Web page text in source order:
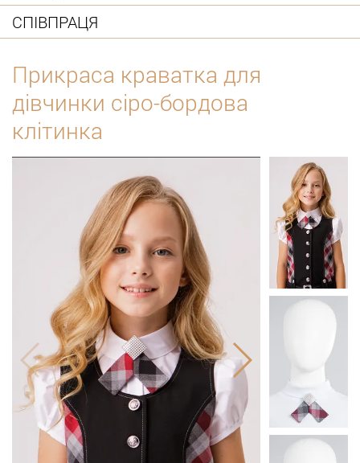
СПІВПРАЦЯ
Прикраса краватка для
дівчинки сіро-бордова
клітинка